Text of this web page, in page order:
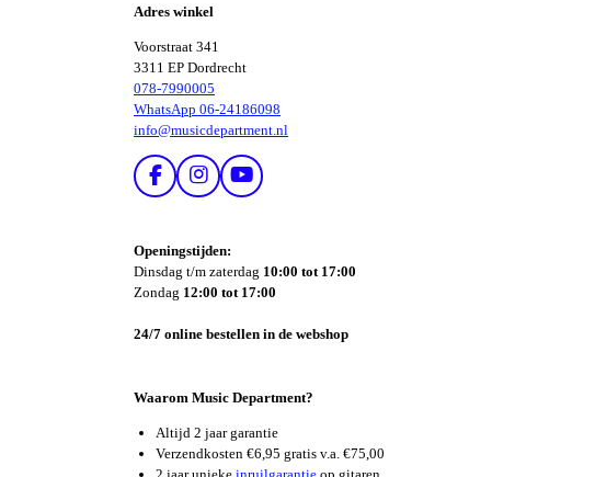
N
Adres winkel
Voorstraat 341
3311 EP Dordrecht
078-7990005
WhatsApp 06-24186098
info@musicdepartment.nl
F
B
O
I
T
A
R
M
Y
U
E
Openingstijden:
Dinsdag t/m zaterdag 10:00 tot 17:00
Zondag 12:00 tot 17:00
24/7 online bestellen in de webshop
Waarom Music Department?
Altijd 2 jaar garantie
Verzendkosten €6,95 gratis v.a. €75,00